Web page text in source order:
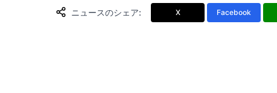
ニュースのシェア: X Facebook